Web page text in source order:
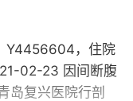
Y4456604，住院
02-23 因间断腹
岛复兴医院行剖